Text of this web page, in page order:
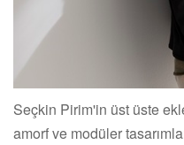
Seçkin Pirim'in üst üste
amorf ve modüler